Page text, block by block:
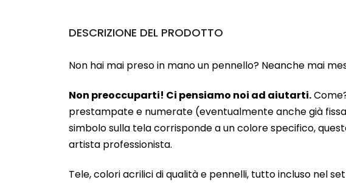
DESCRIZIONE DEL PRODOTTO
Non hai mai preso in mano un pennello? Neanche mai
Non preoccuparti! Ci pensiamo noi ad aiutarti.
prestampate e numerate (eventualmente anche già
simbolo sulla tela corrisponde a un colore specifico,
artista professionista.
Tele, colori acrilici di qualità e pennelli, tutto incluso nel